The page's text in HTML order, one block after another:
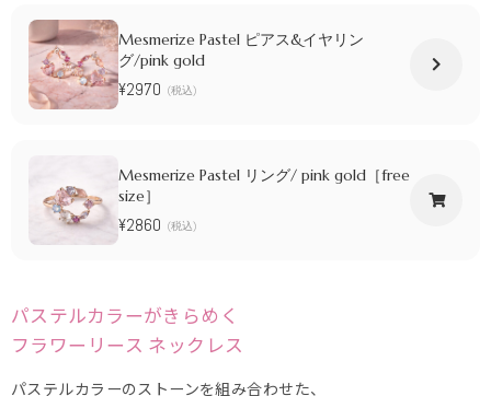
Mesmerize Pastel ピアス&イヤリン
グ/pink gold
¥2970 (税込)
Mesmerize Pastel リング/ pink gold［free
size］
¥2860 (税込)
パステルカラーがきらめく
フラワーリース ネックレス
パステルカラーのストーンを組み合わせた、